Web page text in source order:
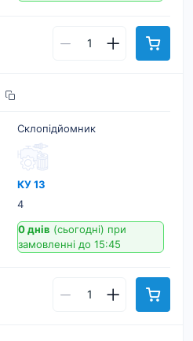
Склопідйомник
КУ 13
4
0 днів (сьогодні) при
замовленні до 15:45